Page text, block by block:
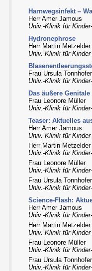
Harnwegsinfekt –
Herr Amer Jamous
Univ.-Klinik für
Hydronephrose
Herr Martin Metzelder
Univ.-Klinik für
Frau Ursula Tonnhofer
Univ.-Klinik für
Das äußere Genitale
Frau Leonore Müller
Univ.-Klinik für
Teaser: Aktuelles
Herr Amer Jamous
Univ.-Klinik für
Herr Martin Metzelder
Univ.-Klinik für
Frau Leonore Müller
Univ.-Klinik für
Frau Ursula Tonnhofer
Univ.-Klinik für
Science-Flash:
Herr Amer Jamous
Univ.-Klinik für
Herr Martin Metzelder
Univ.-Klinik für
Frau Leonore Müller
Univ.-Klinik für
Frau Ursula Tonnhofer
Univ.-Klinik für